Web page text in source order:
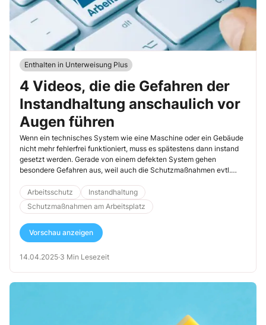
Enthalten in Unterweisung Plus
4 Videos, die die Gefahren der
Instandhaltung anschaulich vor
Augen führen
Wenn ein technisches System wie eine Maschine oder ein Gebäude
nicht mehr fehlerfrei funktioniert, muss es spätestens dann instand
gesetzt werden. Gerade von einem defekten System gehen
besondere Gefahren aus, weil auch die Schutzmaßnahmen evtl.
vielen Gefahren bei Instandhaltungsarbeiten.
Arbeitsschutz
Instandhaltung
Schutzmaßnahmen am Arbeitsplatz
Vorschau anzeigen
14.04.2025·3 Min Lesezeit